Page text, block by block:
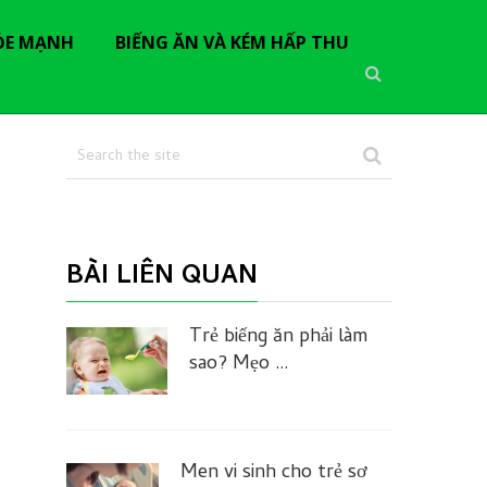
MẠNH BIẾNG ĂN VÀ KÉM HẤP THU
BÀI LIÊN QUAN
Trẻ biếng ăn phải làm
sao? Mẹo …
Men vi sinh cho trẻ sơ